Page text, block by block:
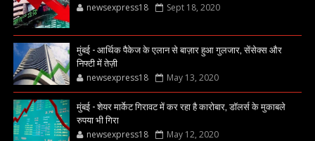
newsexpress18 Sept 18, 2020
मुंबई - आर्थिक पैकेज के एलान से बाज़ार हुआ गुलजार, सेंसेक्स और
निफ्टी में तेज़ी
newsexpress18 May 13, 2020
मुंबई - शेयर मार्केट गिरावट में कर रहा है कारोबार, डॉलर्स के मुकाबले
रुपया भी गिरा
newsexpress18 May 12, 2020